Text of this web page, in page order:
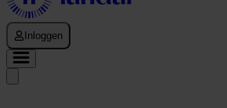
Inloggen